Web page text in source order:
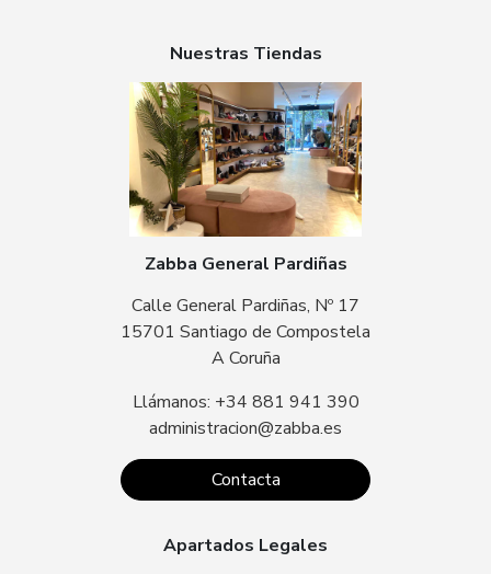
Nuestras Tiendas
Zabba General Pardiñas
Calle General Pardiñas, Nº 17
15701 Santiago de Compostela
A Coruña
Llámanos: +34 881 941 390
administracion@zabba.es
Contacta
Apartados Legales